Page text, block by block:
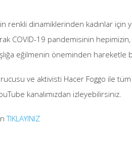
renkli dinamiklerinden kadınlar için
COVID-19 pandemisinin
eğilmenin öneminden hareketle
ve aktivisti Hacer Foggo ile
kanalımızdan izleyebilirsiniz.
TIKLAYINIZ